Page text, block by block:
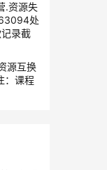
.资源失
处
录截
源互换
：课程